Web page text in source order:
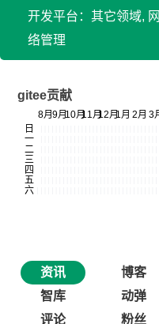
开发平台：其它领域,
络管理
gitee贡献
资讯 博客
智库
动弹
评论
粉丝